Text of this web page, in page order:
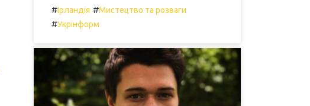
#Ірландія #Мистецтво та розваги
#Укрінформ